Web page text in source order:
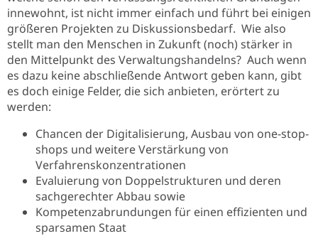
innewohnt, ist nicht immer einfach und führt bei einigen
größeren Projekten zu Diskussionsbedarf. Wie also
stellt man den Menschen in Zukunft (noch) stärker in
den Mittelpunkt des Verwaltungshandelns? Auch wenn
es dazu keine abschließende Antwort geben kann, gibt
es doch einige Felder, die sich anbieten, erörtert zu
werden:
Chancen der Digitalisierung, Ausbau von one-stop-
shops und weitere Verstärkung von
Verfahrenskonzentrationen
Evaluierung von Doppelstrukturen und deren
sachgerechter Abbau sowie
Kompetenzabrundungen für einen effizienten und
sparsamen Staat